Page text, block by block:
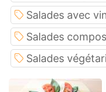
Salades avec
Salades
Salades